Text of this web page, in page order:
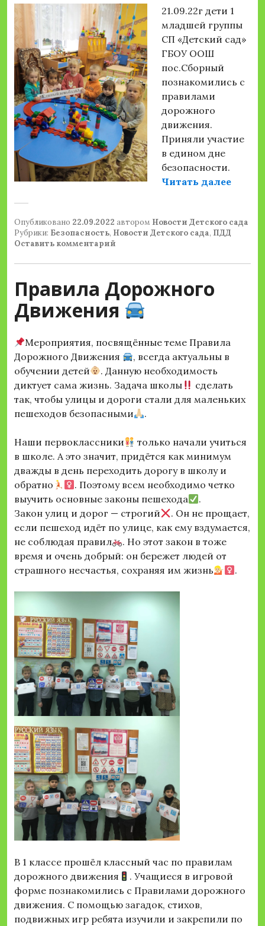
21.09.22г дети 1
младшей группы
СП «Детский сад»
ГБОУ ООШ
пос.Сборный
познакомились с
правилами
дорожного
движения.
Приняли участие
в едином дне
безопасности.
Читать далее
Опубликовано 22.09.2022 автором Новости Детского сада
Рубрики: Безопасность, Новости Детского сада, ПДД
Оставить комментарий
Правила Дорожного
Движения
Мероприятия, посвящённые теме Правила
Дорожного Движения
, всегда актуальны в
обучении детей
. Данную необходимость
диктует сама жизнь. Задача школы
сделать
так, чтобы улицы и дороги стали для маленьких
пешеходов безопасными
.
Наши первоклассники
только начали учиться
в школе. А это значит, придётся как минимум
дважды в день переходить дорогу в школу и
обратно
. Поэтому всем необходимо четко
выучить основные законы пешехода
.
Закон улиц и дорог — строгий
. Он не прощает,
если пешеход идёт по улице, как ему вздумается,
не соблюдая правил
. Но этот закон в тоже
время и очень добрый: он бережет людей от
страшного несчастья, сохраняя им жизнь
.
В 1 классе прошёл классный час по правилам
дорожного движения
. Учащиеся в игровой
форме познакомились с Правилами дорожного
движения. С помощью загадок, стихов,
подвижных игр ребята изучили и закрепили по